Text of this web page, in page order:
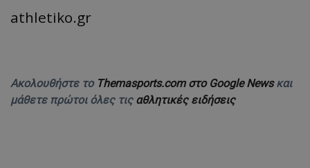
athletiko.gr
Ακολουθήστε το Themasports.com στο Google Newsκαι
μάθετε πρώτοι όλες τις αθλητικές ειδήσεις